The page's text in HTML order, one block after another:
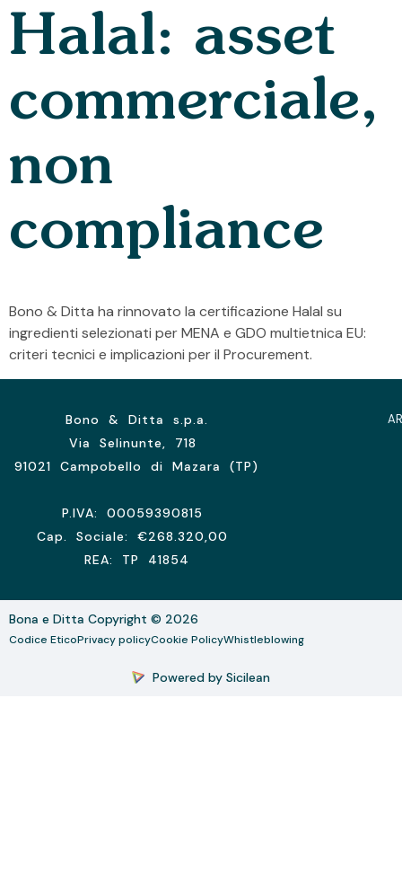
Halal: asset
commerciale,
non
compliance
Bono & Ditta ha rinnovato la certificazione Halal su
ingredienti selezionati per MENA e GDO multietnica EU:
criteri tecnici e implicazioni per il Procurement.
Bono & Ditta s.p.a.
Via Selinunte, 718
91021 Campobello di Mazara (TP)
P.IVA: 00059390815
Cap. Sociale: €268.320,00
REA: TP 41854
AR
Bona e Ditta Copyright © 2026
Codice EticoPrivacy policyCookie PolicyWhistleblowing
Powered by Sicilean